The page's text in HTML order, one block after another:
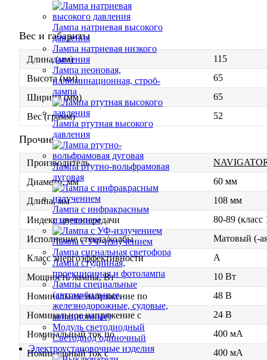
Лампа натриевая высокого
давления
Лампа натриевая низкого
давления
Лампа неоновая,
иллюминационная, строб-
лампа
Лампа ртутная высокого
давления
Лампа ртутно-вольфрамовая
дуговая
Лампа с инфракрасным
излучением
Лампа с УФ-излучением
Лампа сигнальная светофора
Лампа студийная,
проекционная и фотолампа
Лампы специальные
(автомобильные,
железнодорожные, судовые,
авиационные)
Модуль светодиодный
Светодиод одиночный
Электроустановочные изделия
Вес и габариты
Длина (мм)
115
Высота (мм)
65
Ширина (мм)
65
Вес (грамм)
52
Прочие
Производитель
Диаметр, мм
60 мм
Длина, мм
108 мм
Индекс цветопередачи
80-89 (класс
Исполнение стекла/колбы
Матовый (-
Класс энергоэффективности
A
Мощность лампы, Вт
10 Вт
Номинальное напряжение по
48 В
Номинальное напряжение с
24 В
Номинальный ток по
400 мА
Номинальный ток с
400 мА